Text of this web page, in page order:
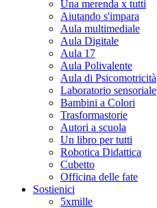
Una merenda x tutti
Aiutando s'impara
Aula multimediale
Aula Digitale
Aula 17
Aula Polivalente
Aula di Psicomotricità
Laboratorio sensoriale
Bambini a Colori
Trasformastorie
Autori a scuola
Un libro per tutti
Robotica Didattica
Cubetto
Officina delle fate
Sostienici
5xmille